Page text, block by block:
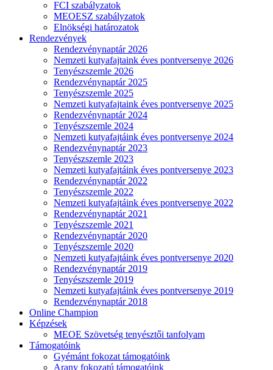
FCI szabályzatok
MEOESZ szabályzatok
Elnökségi határozatok
Rendezvények
Rendezvénynaptár 2026
Nemzeti kutyafajtaink éves pontversenye 2026
Tenyészszemle 2026
Rendezvénynaptár 2025
Tenyészszemle 2025
Nemzeti kutyafajtaink éves pontversenye 2025
Rendezvénynaptár 2024
Tenyészszemle 2024
Nemzeti kutyafajtáink éves pontversenye 2024
Rendezvénynaptár 2023
Tenyészszemle 2023
Nemzeti kutyafajtáink éves pontversenye 2023
Rendezvénynaptár 2022
Tenyészszemle 2022
Nemzeti kutyafajtáink éves pontversenye 2022
Rendezvénynaptár 2021
Tenyészszemle 2021
Rendezvénynaptár 2020
Tenyészszemle 2020
Nemzeti kutyafajtáink éves pontversenye 2020
Rendezvénynaptár 2019
Tenyészszemle 2019
Nemzeti kutyafajtáink éves pontversenye 2019
Rendezvénynaptár 2018
Online Champion
Képzések
MEOE Szövetség tenyésztői tanfolyam
Támogatóink
Gyémánt fokozat támogatóink
Arany fokozatú támogatóink